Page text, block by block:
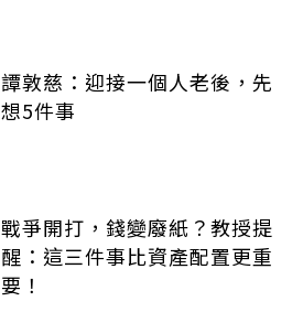
譚敦慈：迎接一個人老後，先
想5件事
戰爭開打，錢變廢紙？教授提
醒：這三件事比資產配置更重
要！